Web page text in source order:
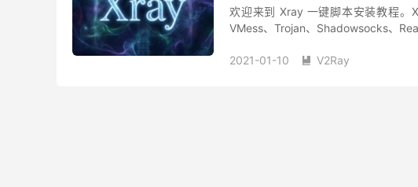
欢迎来到 Xray 一键脚本安装教程。
VMess、Trojan、Shadowsocks、
2021-01-10
 V2Ray